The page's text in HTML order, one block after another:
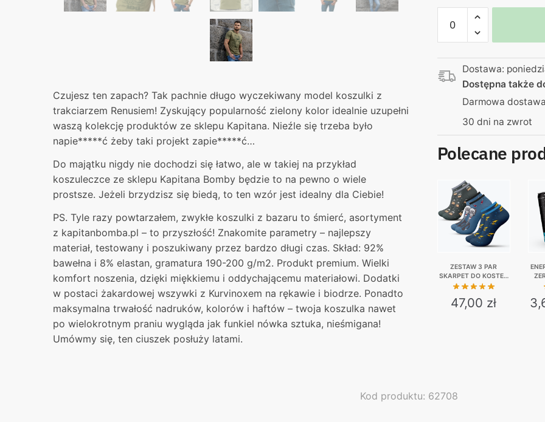
Czujesz ten zapach? Tak pachnie długo wyczekiwany model koszulki z
trakciarzem Renusiem! Zyskujący popularność zielony kolor idealnie uzupełni
waszą kolekcję produktów ze sklepu Kapitana. Nieźle się trzeba było
napie*****ć żeby taki projekt zapie*****ć…
Do majątku nigdy nie dochodzi się łatwo, ale w takiej na przykład
koszuleczce ze sklepu Kapitana Bomby będzie to na pewno o wiele
prostsze. Jeżeli brzydzisz się biedą, to ten wzór jest idealny dla Ciebie!
PS. Tyle razy powtarzałem, zwykłe koszulki z bazaru to śmierć, asortyment
z kapitanbomba.pl – to przyszłość! Znakomite parametry – najlepszy
materiał, testowany i poszukiwany przez bardzo długi czas. Skład: 92%
bawełna i 8% elastan, gramatura 190-200 g/m2. Produkt premium. Wielki
komfort noszenia, dzięki miękkiemu i oddychającemu materiałowi. Dodatki
w postaci żakardowej wszywki z Kurvinoxem na rękawie i biodrze. Ponadto
maksymalna trwałość nadruków, kolorów i haftów – twoja koszulka nawet
po wielokrotnym praniu wygląda jak funkiel nówka sztuka, nieśmigana!
Umówmy się, ten ciuszek posłuży latami.
Koszulka
zielona
–
"Kabelki"
pachnie
złotych
Dostawa:
Dostępna także
Darmowa
30 dni na zwrot
Polecane
ZESTAW 3 PAR
SKARPET DO KOSTEK
– OJCIEC PIJO,
KURVINOX
47,00 zł
Kod produktu: 62708